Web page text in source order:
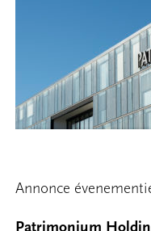
Annonce
Patrimonium